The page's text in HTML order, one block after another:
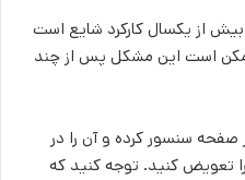
بیش از یکسال کارکرد شایع است
است این مشکل پس از چند
صفحه سنسور کرده و آن را در
تعویض کنید. توجه کنید که